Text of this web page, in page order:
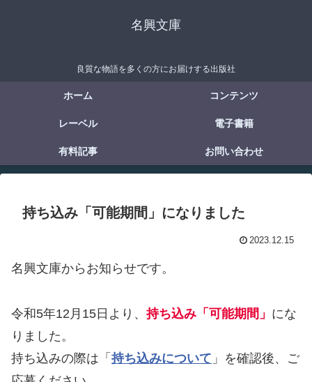
名興文庫
良質な物語を多くの方にお届けする出版社
ホーム コンテンツ
レーベル 電子書籍
有料記事 お問い合わせ
持ち込み「可能期間」になりました
2023.12.15
名興文庫からお知らせです。
令和5年12月15日より、 持ち込み「可能期間」 にな
りました。
持ち込みの際は「 持ち込みについて 」を確認後、ご